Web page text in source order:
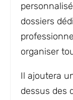
dossiers
organiser
Il ajoutera
dessus des